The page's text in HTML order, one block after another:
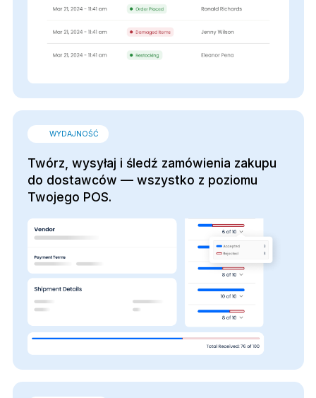
WYDAJNOŚĆ
Twórz, wysyłaj i śledź zamówienia zakupu
do dostawców — wszystko z poziomu
Twojego POS.